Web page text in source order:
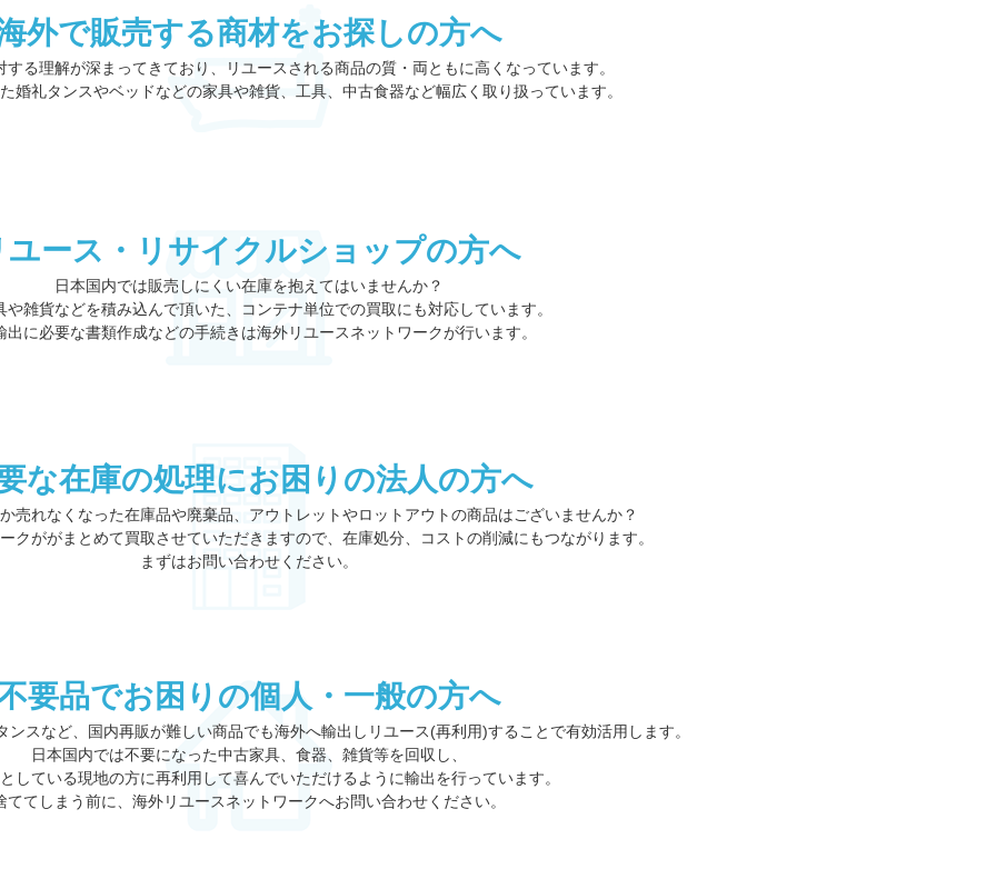
外で販売する商材をお探しの方へ
する理解が深まってきており、リユースされる商品の質・両ともに高くなっています。
婚礼タンスやベッドなどの家具や雑貨、工具、中古食器など幅広く取り扱っています。
ユース・リサイクルショップの方へ
日本国内では販売しにくい在庫を抱えてはいませんか？
や雑貨などを積み込んで頂いた、コンテナ単位での買取にも対応しています。
出に必要な書類作成などの手続きは海外リユースネットワークが行います。
な在庫の処理にお困りの法人の方へ
売れなくなった在庫品や廃棄品、アウトレットやロットアウトの商品はございませんか？
クががまとめて買取させていただきますので、在庫処分、コストの削減にもつながります。
まずはお問い合わせください。
要品でお困りの個人・一般の方へ
ンスなど、国内再販が難しい商品でも海外へ輸出しリユース(再利用)することで有効活用します。
日本国内では不要になった中古家具、食器、雑貨等を回収し、
している現地の方に再利用して喜んでいただけるように輸出を行っています。
ててしまう前に、海外リユースネットワークへお問い合わせください。